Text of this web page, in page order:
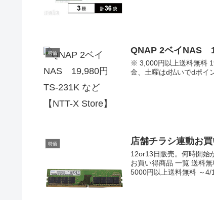
特価 QNAP 2ベイNAS
※ 3,000円以上送料無料
金、土曜はd払いでdポイ
特価 店舗チラシ連動お
12or13日販売。何時開始
お買い得商品 一覧 送料
5000円以上送料無料 ～4/